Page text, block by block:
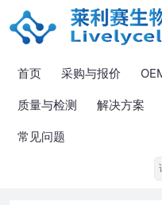
首页 采购与报价
质量与检测 解决方案
常见问题